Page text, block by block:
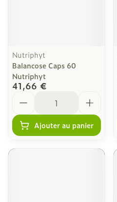
Nutriphyt
Balancose Caps 60
Nutriphyt
41,66 €
Ajouter au panier